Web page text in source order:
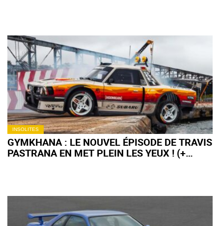
INSOLITES
GYMKHANA : LE NOUVEL ÉPISODE DE TRAVIS
PASTRANA EN MET PLEIN LES YEUX ! (+